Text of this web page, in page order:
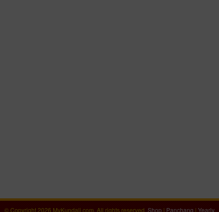
© Copyright 2026 MyKundali.com, All rights reserved. Shop | Panchang | Yearly